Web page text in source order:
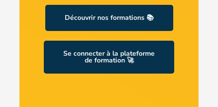
Découvrir nos formations 📚
Se connecter à la plateforme
de formation 🚀